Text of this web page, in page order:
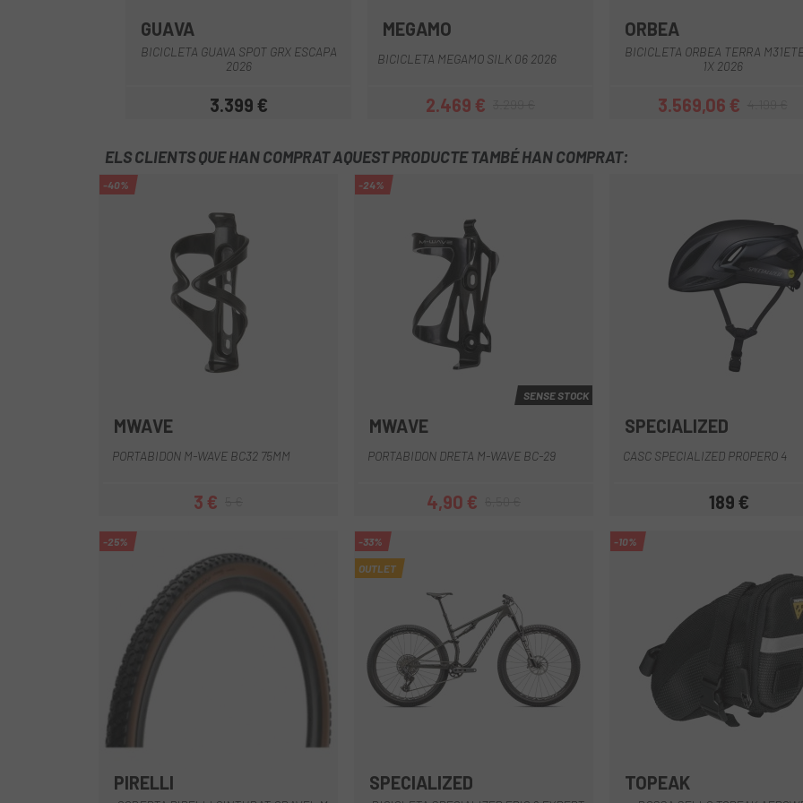
GUAVA
BICICLETA GUAVA SPOT GRX ESCAPA
2026
Preu
3.399 €
MEGAMO
BICICLETA MEGAMO SILK 06 2026
Preu
2.469 €Preu regular
ORBEA
BICICLETA ORBEA TERRA
1X 2026
Preu
3.569,06 €Preu regular
ELS CLIENTS QUE HAN COMPRAT AQUEST PRODUCTE TAMBÉ HAN COMPRAT:
-40%
MWAVE
PORTABIDON M-WAVE BC32 75MM
3 €
-24%
SENSE STOCK
MWAVE
PORTABIDON DRETA M-WAVE BC-29
Preu
4,90 €Preu regular
BlauBlau ClarBlau Fosc
SPECIALIZED
CASC SPECIALIZED PROPERO 4
Preu
189 €
-25%
PIRELLI Negre-Blanc
-33%
OUTLET
SPECIALIZED
-10%
TOPEAK